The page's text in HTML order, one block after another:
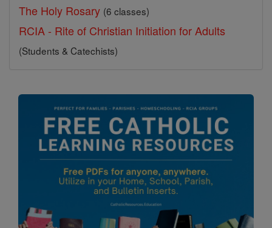
The Holy Rosary (6 classes)
RCIA - Rite of Christian Initiation for Adults
(Students & Catechists)